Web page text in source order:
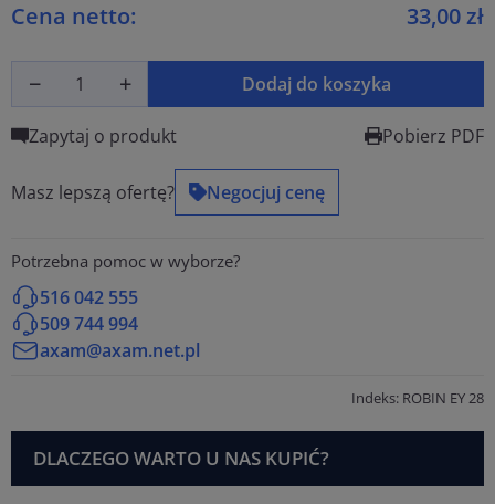
Cena netto: 33,00 zł
Dodaj do koszyka
Zapytaj o produkt Pobierz PDF
Masz lepszą ofertę? Negocjuj cenę
Potrzebna pomoc w wyborze?
516 042 555
509 744 994
axam@axam.net.pl
Indeks: ROBIN EY 28
DLACZEGO WARTO U NAS KUPIĆ?